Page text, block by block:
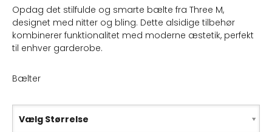
Opdag det stilfulde og smarte bælte fra Three M,
designet med nitter og bling. Dette alsidige tilbehør
kombinerer funktionalitet med moderne æstetik, perfekt
til enhver garderobe.
Bælter
Vælg Størrelse